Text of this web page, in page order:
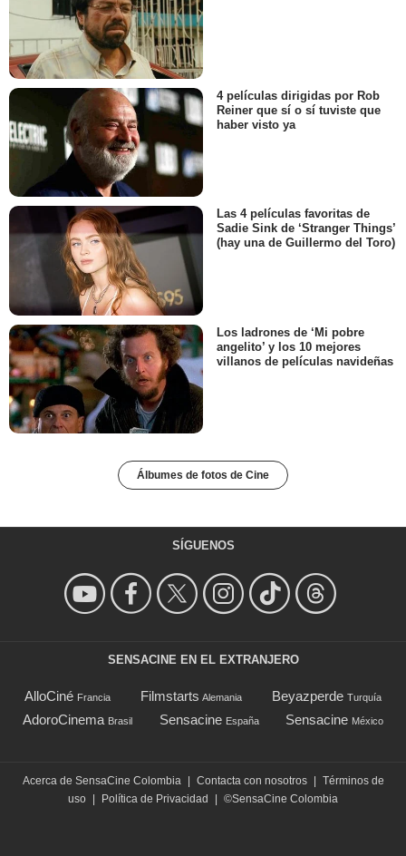
4 películas dirigidas por Rob
Reiner que sí o sí tuviste que
haber visto ya
Las 4 películas favoritas de
Sadie Sink de ‘Stranger Things’
(hay una de Guillermo del Toro)
Los ladrones de ‘Mi pobre
angelito’ y los 10 mejores
villanos de películas navideñas
Álbumes de fotos de Cine
SÍGUENOS
SENSACINE EN EL EXTRANJERO
AlloCiné Francia Filmstarts Alemania Beyazperde Turquía
AdoroCinema Brasil Sensacine España Sensacine México
Acerca de SensaCine Colombia Contacta con nosotros
Términos de
uso
Política de Privacidad ©SensaCine Colombia